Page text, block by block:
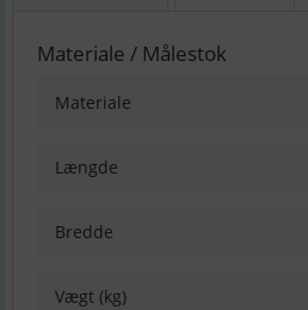
Materiale / Målestok
Materiale
Længde
Bredde
Vægt (kg)